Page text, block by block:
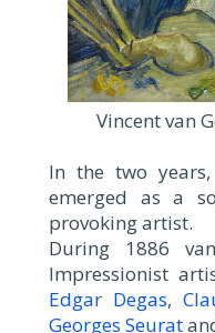
Vincent van
In the two
emerged as a
provoking artist.
During 1886
Impressionist
Edgar Degas,
Georges Seurat